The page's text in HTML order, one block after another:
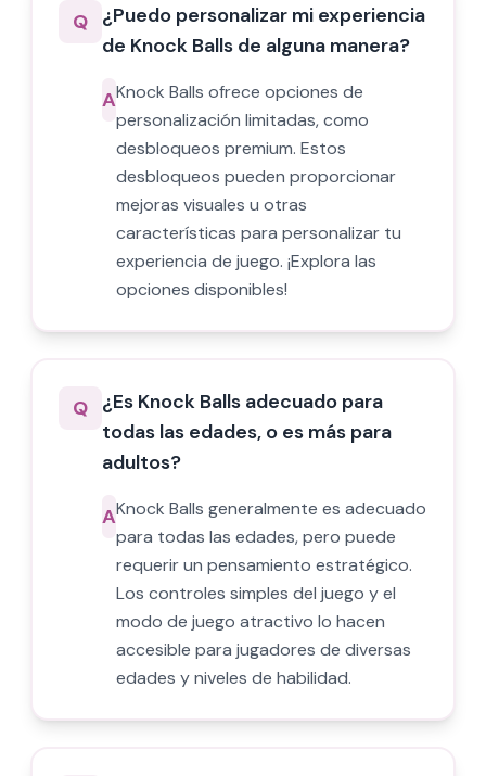
Q ¿Puedo personalizar mi experiencia
de Knock Balls de alguna manera?
AKnock Balls ofrece opciones de
personalización limitadas, como
desbloqueos premium. Estos
desbloqueos pueden proporcionar
mejoras visuales u otras
características para personalizar tu
experiencia de juego. ¡Explora las
opciones disponibles!
Q ¿Es Knock Balls adecuado para
todas las edades, o es más para
adultos?
AKnock Balls generalmente es adecuado
para todas las edades, pero puede
requerir un pensamiento estratégico.
Los controles simples del juego y el
modo de juego atractivo lo hacen
accesible para jugadores de diversas
edades y niveles de habilidad.